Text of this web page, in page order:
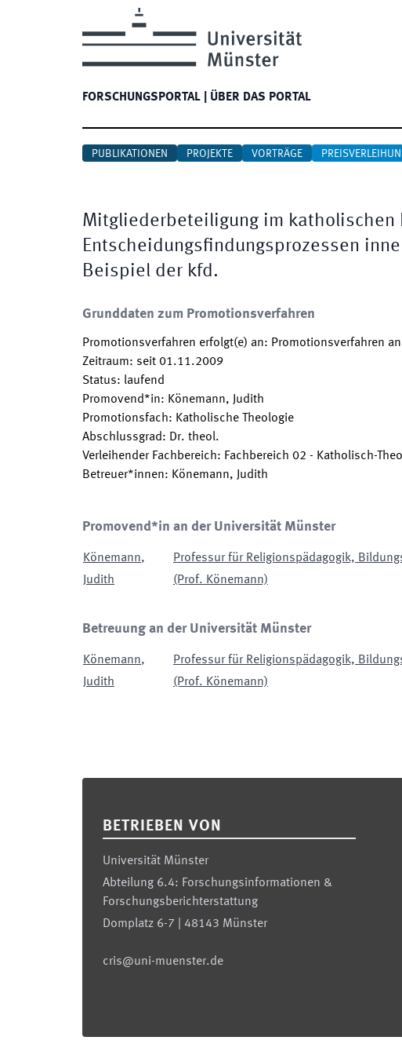
FORSCHUNGSPORTAL ÜBER DAS PORTAL
PUBLIKATIONEN PROJEKTE VORTRÄGE
Mitgliederbeteiligung im katholischen
Entscheidungsfindungsprozessen
Beispiel der kfd.
Grunddaten zum Promotionsverfahren
Promotionsverfahren erfolgt(e) an: Promotionsverfahren
Zeitraum: seit 01.11.2009
Status: laufend
Promovend*in: Könemann, Judith
Promotionsfach: Katholische Theologie
Abschlussgrad: Dr. theol.
Verleihender Fachbereich: Fachbereich 02 - Katholisch-
Betreuer*innen: Könemann, Judith
Promovend*in an der Universität Münster
Könemann,
Judith
Professur für Religionspädagogik,
(Prof. Könemann)
Betreuung an der Universität Münster
Könemann,
Judith
Professur für Religionspädagogik,
(Prof. Könemann)
BETRIEBEN VON
Universität Münster
Abteilung 6.4: Forschungsinformationen &
Forschungsberichterstattung
Domplatz 6-7 | 48143 Münster
cris@uni-muenster.de